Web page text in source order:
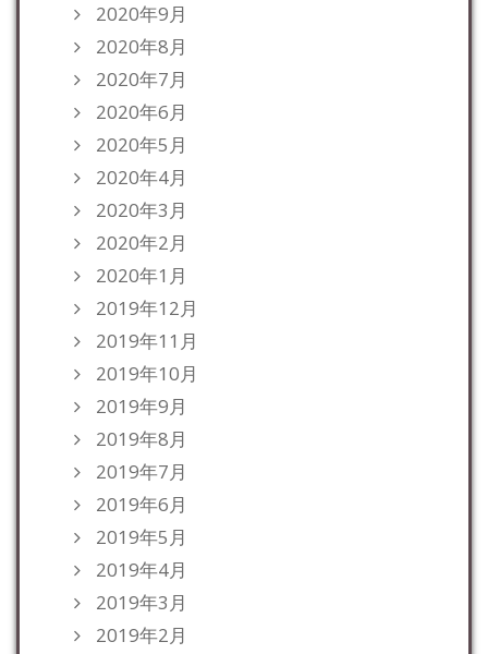
2020年9月
2020年8月
2020年7月
2020年6月
2020年5月
2020年4月
2020年3月
2020年2月
2020年1月
2019年12月
2019年11月
2019年10月
2019年9月
2019年8月
2019年7月
2019年6月
2019年5月
2019年4月
2019年3月
2019年2月